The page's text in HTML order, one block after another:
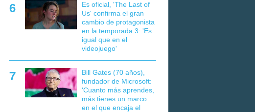
Es oficial, 'The Last of
Us' confirma el gran
cambio de protagonista
en la temporada 3: 'Es
igual que en el
videojuego'
Bill Gates (70 años),
fundador de Microsoft:
'Cuanto más aprendes,
más tienes un marco
en el que encaja el